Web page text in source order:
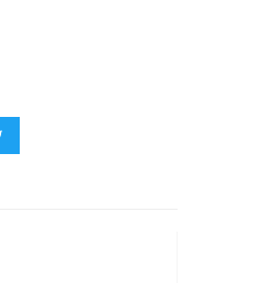
TGDI | HMB